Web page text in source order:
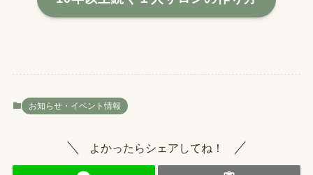
お知らせ・イベント情報
よかったらシェアしてね！